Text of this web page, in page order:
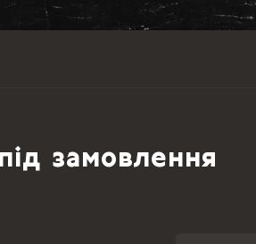
замовлення